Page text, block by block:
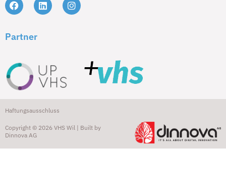
Partner
Copyright © 2026 VHS Wil | Built by
Dinnova AG
Haftungsausschluss